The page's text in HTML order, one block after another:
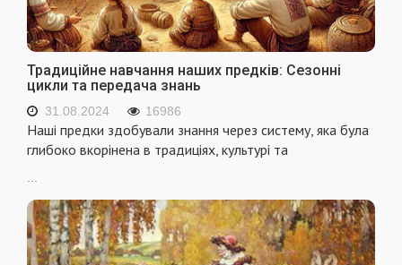
Традиційне навчання наших предків: Сезонні
цикли та передача знань
31.08.2024 16986
Наші предки здобували знання через систему, яка була
глибоко вкорінена в традиціях, культурі та